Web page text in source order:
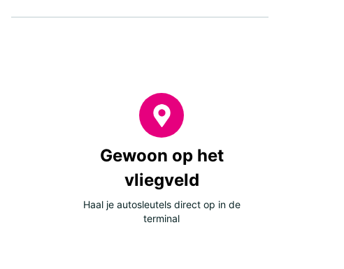
Central and Eastern Europe
Gewoon op het
vliegveld
Haal je autosleutels direct op in de
terminal